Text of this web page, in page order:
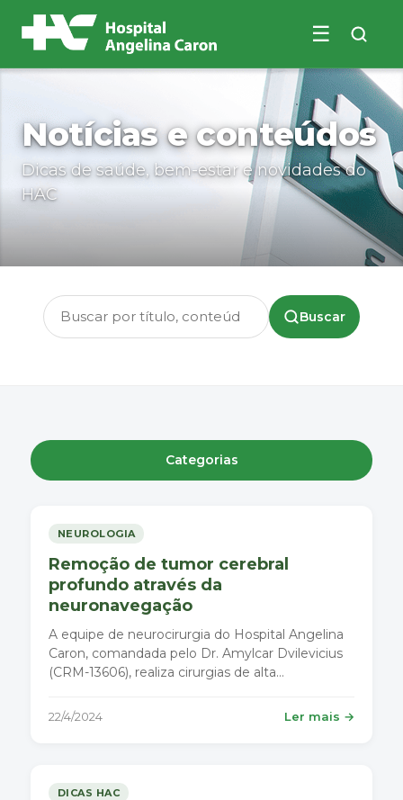
☰
Buscar no site
Notícias e conteúdos
Dicas de saúde, bem-estar e novidades do
HAC
Buscar
NEUROLOGIA
Remoção de tumor cerebral
profundo através da
neuronavegação
A equipe de neurocirurgia do Hospital Angelina
Caron, comandada pelo Dr. Amylcar Dvilevicius
(CRM-13606), realiza cirurgias de alta
22/4/2024 Ler mais →
DICAS HAC
Categorias